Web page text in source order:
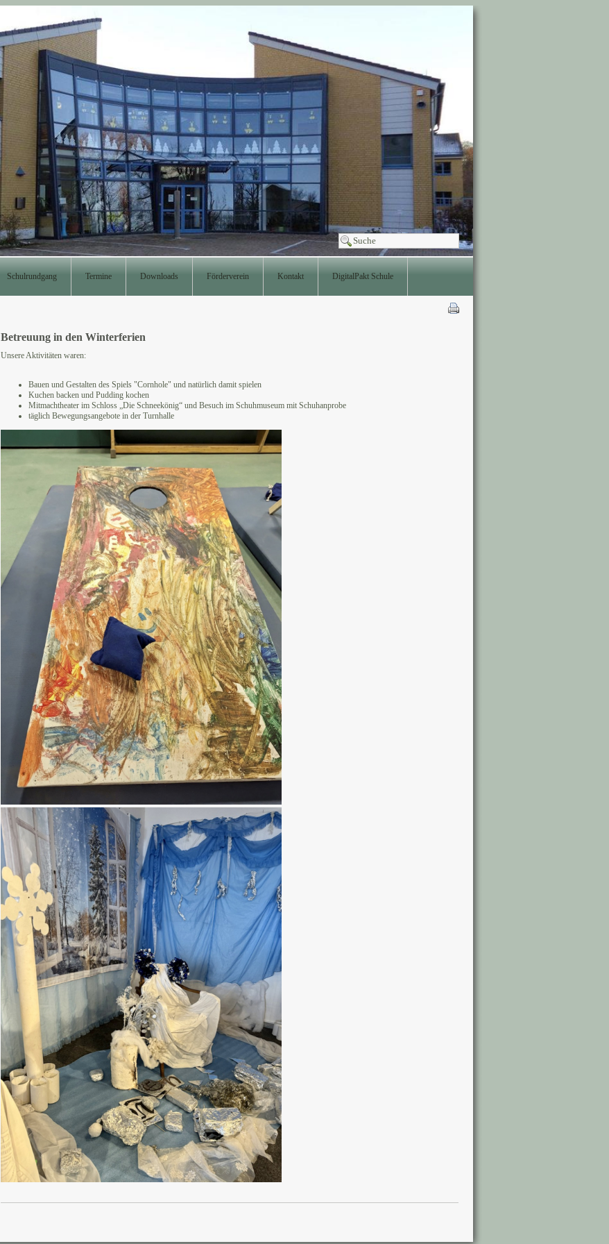
Schulrundgang Termine Downloads Förderverein Kontakt DigitalPakt Schule
Betreuung in den Winterferien
Unsere Aktivitäten waren:
Bauen und Gestalten des Spiels "Cornhole" und natürlich damit spielen
Kuchen backen und Pudding kochen
Mitmachtheater im Schloss „Die Schneekönig“ und Besuch im Schuhmuseum mit Schuhanprobe
täglich Bewegungsangebote in der Turnhalle